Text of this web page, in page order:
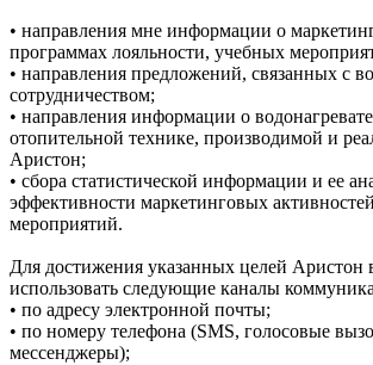
• направления мне информации о
программах лояльности, учебных
• направления предложений, связанных с
сотрудничеством;
• направления информации о
отопительной технике, производимой и
Аристон;
• сбора статистической информации и ее
эффективности маркетинговых
мероприятий.
Для достижения указанных целей Аристон
использовать следующие каналы
• по адресу электронной почты;
• по номеру телефона (SMS, голосовые
мессенджеры);